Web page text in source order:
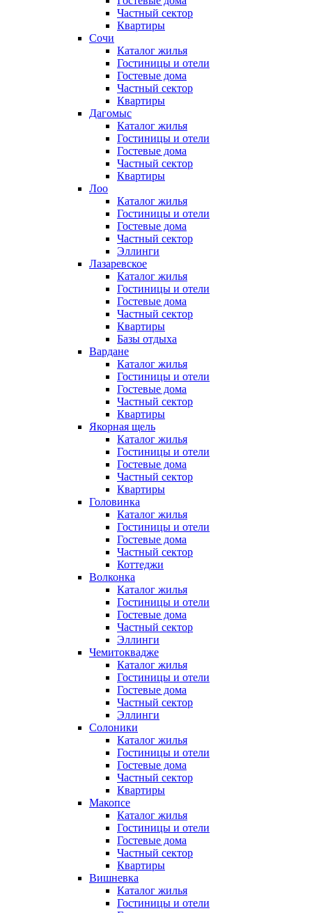
Частный сектор
Квартиры
Сочи
Каталог жилья
Гостиницы и отели
Гостевые дома
Частный сектор
Квартиры
Дагомыс
Каталог жилья
Гостиницы и отели
Гостевые дома
Частный сектор
Квартиры
Лоо
Каталог жилья
Гостиницы и отели
Гостевые дома
Частный сектор
Эллинги
Лазаревское
Каталог жилья
Гостиницы и отели
Гостевые дома
Частный сектор
Квартиры
Базы отдыха
Вардане
Каталог жилья
Гостиницы и отели
Гостевые дома
Частный сектор
Квартиры
Якорная щель
Каталог жилья
Гостиницы и отели
Гостевые дома
Частный сектор
Квартиры
Головинка
Каталог жилья
Гостиницы и отели
Гостевые дома
Частный сектор
Коттеджи
Волконка
Каталог жилья
Гостиницы и отели
Гостевые дома
Частный сектор
Эллинги
Чемитоквадже
Каталог жилья
Гостиницы и отели
Гостевые дома
Частный сектор
Эллинги
Солоники
Каталог жилья
Гостиницы и отели
Гостевые дома
Частный сектор
Квартиры
Макопсе
Каталог жилья
Гостиницы и отели
Гостевые дома
Частный сектор
Квартиры
Вишневка
Каталог жилья
Гостиницы и отели